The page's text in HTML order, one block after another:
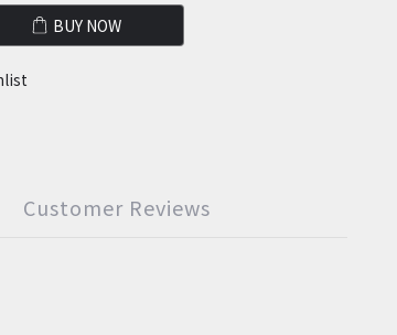
BUY NOW
Customer Reviews